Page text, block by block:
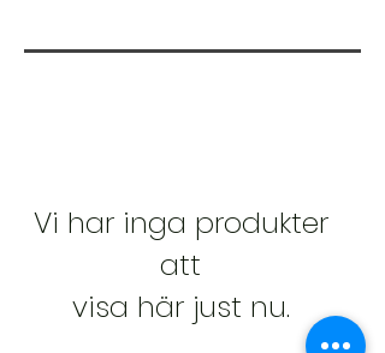
Vi har inga produkter
att
visa här just nu.